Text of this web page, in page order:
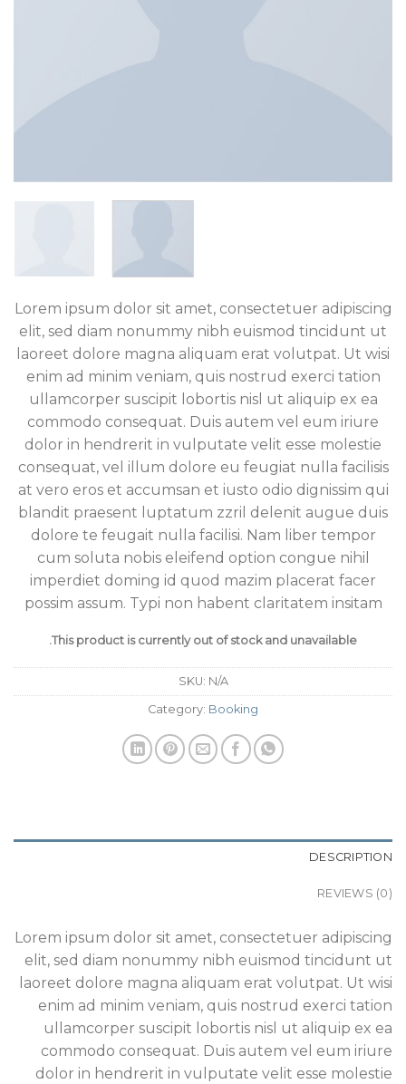
Lorem ipsum dolor sit amet, consectetuer adipiscing
elit, sed diam nonummy nibh euismod tincidunt ut
laoreet dolore magna aliquam erat volutpat. Ut wisi
enim ad minim veniam, quis nostrud exerci tation
ullamcorper suscipit lobortis nisl ut aliquip ex ea
commodo consequat. Duis autem vel eum iriure
dolor in hendrerit in vulputate velit esse molestie
consequat, vel illum dolore eu feugiat nulla facilisis
at vero eros et accumsan et iusto odio dignissim qui
blandit praesent luptatum zzril delenit augue duis
dolore te feugait nulla facilisi. Nam liber tempor
cum soluta nobis eleifend option congue nihil
imperdiet doming id quod mazim placerat facer
possim assum. Typi non habent claritatem insitam
This product is currently out of stock and unavailable.
SKU: N/A
Category: Booking
DESCRIPTION
REVIEWS (0)
Lorem ipsum dolor sit amet, consectetuer adipiscing
elit, sed diam nonummy nibh euismod tincidunt ut
laoreet dolore magna aliquam erat volutpat. Ut wisi
enim ad minim veniam, quis nostrud exerci tation
ullamcorper suscipit lobortis nisl ut aliquip ex ea
commodo consequat. Duis autem vel eum iriure
dolor in hendrerit in vulputate velit esse molestie